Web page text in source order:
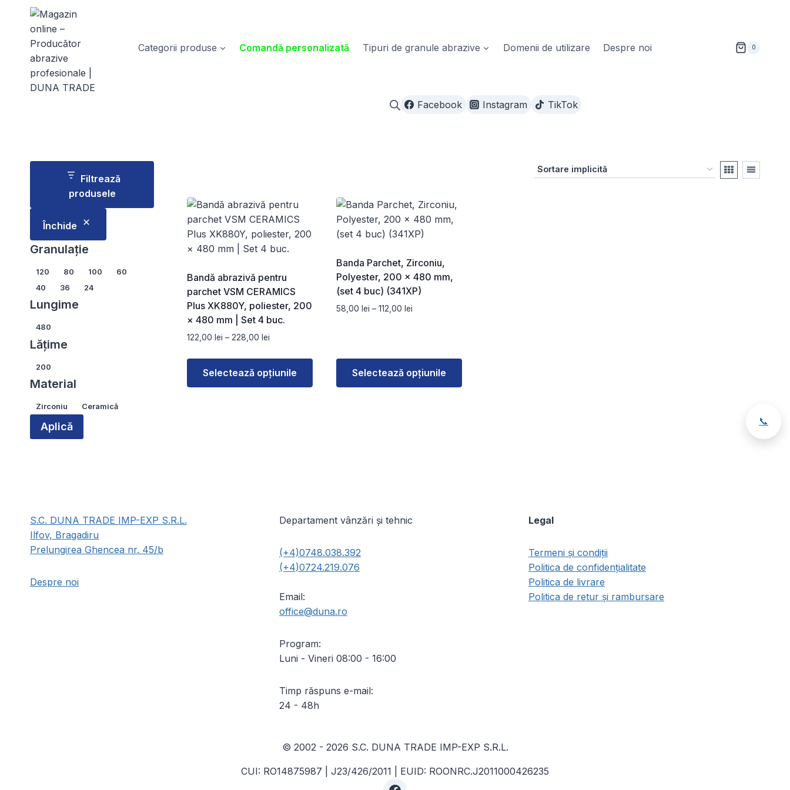
content
Categorii produse
Comandă personalizată Tipuri de granule abrazive Domenii de utilizare Despre noi 0
Facebook Instagram TikTok
Bandă abrazivă pentru
parchet VSM CERAMICS
Plus XK880Y, poliester, 200
× 480 mm | Set 4 buc.
122,00 lei – 228,00 lei
prețuri:
122,00 lei
până
Selectează opțiunile
alese
Banda Parchet, Zirconiu,
Polyester, 200 x 480 mm,
(set 4 buc) (341XP)
58,00 lei – 112,00 leiInterval
până
la
Selectează opțiunile
alese
pagina
produsului.
Filtrează
produsele
Închide
Granulație
Granulație
120 80 100
60
40
36 24
Lungime
Lungime
480
Lățime
Lățime
200
Material
Material
Zirconiu Ceramică
Aplică
S.C. DUNA TRADE IMP-EXP S.R.L.
Ilfov, Bragadiru
Prelungirea Ghencea nr. 45/b
Despre noi
Departament vânzări și tehnic
(+4)0748.038.392
(+4)0724.219.076
Email:
office@duna.ro
Program:
Luni - Vineri 08:00 - 16:00
Timp răspuns e-mail:
24 - 48h
Legal
Termeni și condiții
Politica de confidențialitate
Politica de livrare
Politica de retur și rambursare
📞
© 2002 - 2026 S.C. DUNA TRADE IMP-EXP S.R.L.
CUI: RO14875987 | J23/426/2011 | EUID: ROONRC.J2011000426235